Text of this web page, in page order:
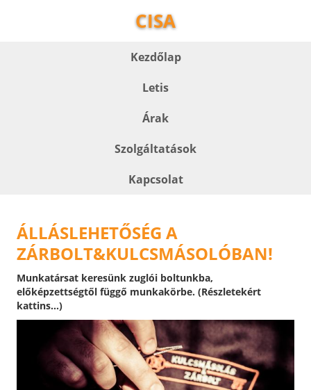
CISA
Kezdőlap
Letis
Árak
Szolgáltatások
Kapcsolat
ÁLLÁSLEHETŐSÉG A
ZÁRBOLT&KULCSMÁSOLÓBAN!
Munkatársat keresünk zuglói boltunkba,
előképzettségtől függő munkakörbe. (Részletekért
kattins...)